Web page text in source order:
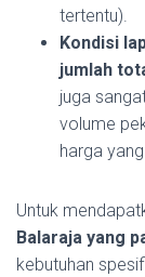
tertentu).
Kondisi
jumlah
juga
volume
harga
Untuk
Balaraja yang
kebutuhan